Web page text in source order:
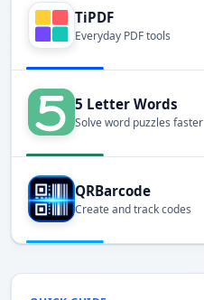
TiPDF
Everyday PDF tools
5 Letter Words
Solve word puzzles faster
QRBarcode
Create and track codes